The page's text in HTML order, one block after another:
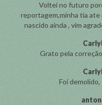
Voltei no futuro
reportagem,minha tia ate
nascido ainda , vim
Grato pela
Foi demolido,